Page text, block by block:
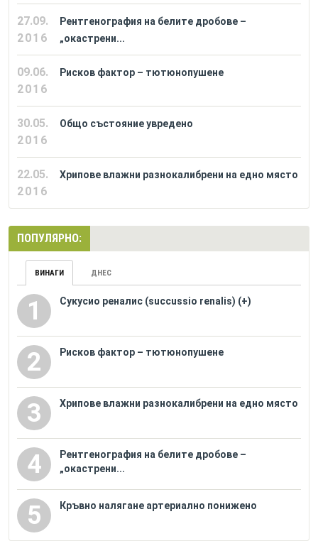
27.09.
2016
Рентгенография на белите дробове –
„окастрени...
09.06.
2016
Рисков фактор – тютюнопушене
30.05.
2016
Общо състояние увредено
22.05.
2016
Хрипове влажни разнокалибрени на едно място
ПОПУЛЯРНО:
ВИНАГИ ДНЕС
1 Сукусио реналис (succussio renalis) (+)
2 Рисков фактор – тютюнопушене
3 Хрипове влажни разнокалибрени на едно място
4
Рентгенография на белите дробове –
„окастрени...
5 Кръвно налягане артериално понижено